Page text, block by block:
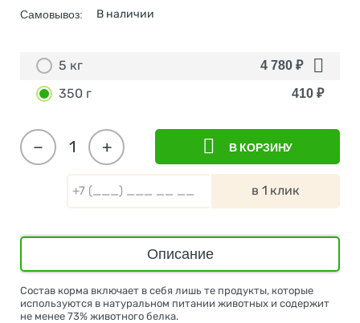
Самовывоз: В наличии
5 кг 4 780 ₽
350 г 410 ₽
+
− В КОРЗИНУ
в 1 клик
Описание
Состав корма включает в себя лишь те продукты, которые
используются в натуральном питании животных и содержит
не менее 73% животного белка.